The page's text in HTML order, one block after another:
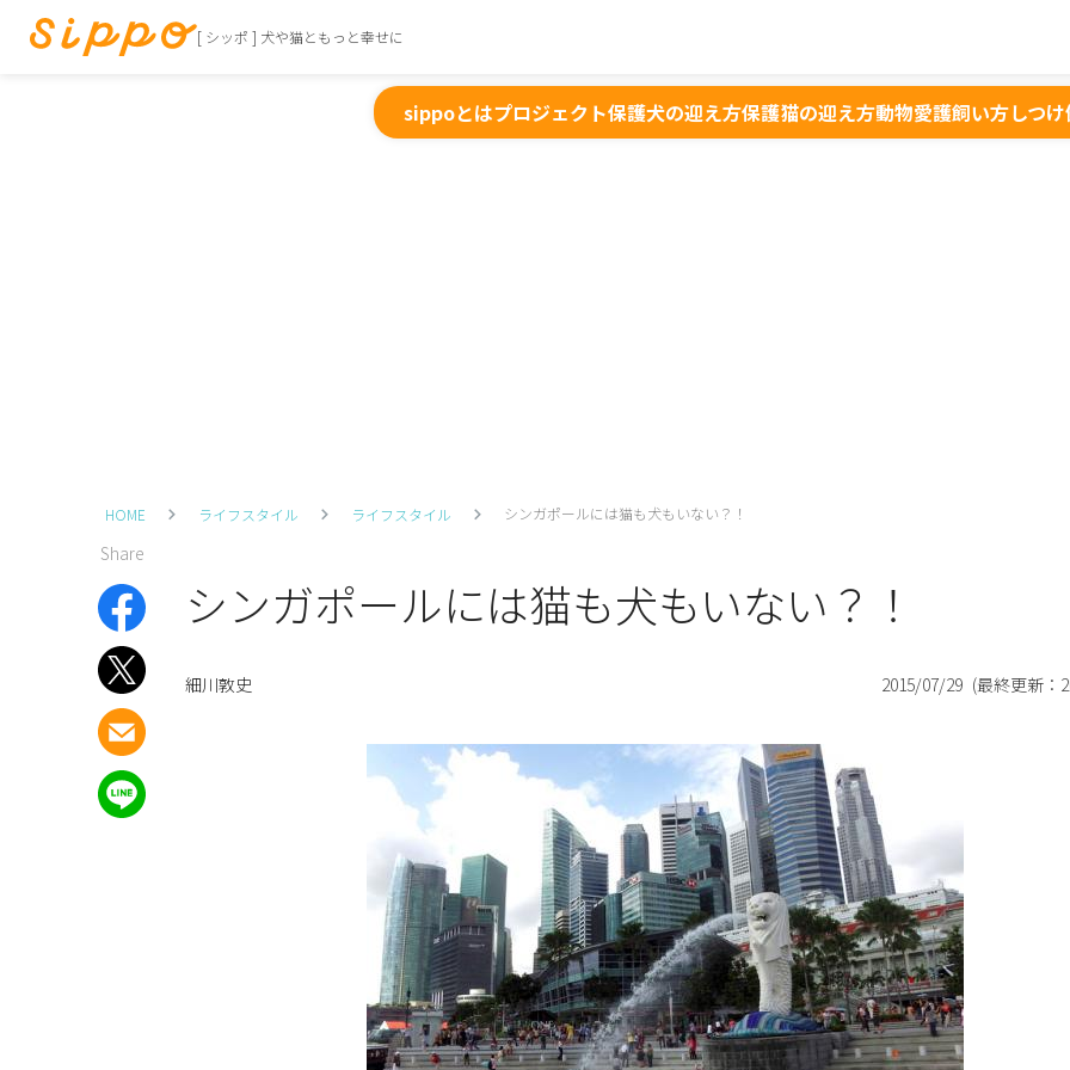
[ シッポ ] 犬や猫ともっと幸せに
sippoとはプロジェクト保護犬の迎え方保護猫の迎え方動物愛護飼い方しつけ
HOME ライフスタイル ライフスタイル シンガポールには猫も犬もいない？！
Share
シンガポールには猫も犬もいない？！
細川敦史 2015/07/29 (最終更新：